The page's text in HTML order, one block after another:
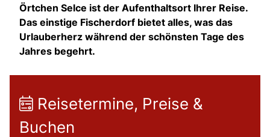
Örtchen Selce ist der Aufenthaltsort Ihrer Reise.
Das einstige Fischerdorf bietet alles, was das
Urlauberherz während der schönsten Tage des
Jahres begehrt.
Reisetermine, Preise &
Buchen